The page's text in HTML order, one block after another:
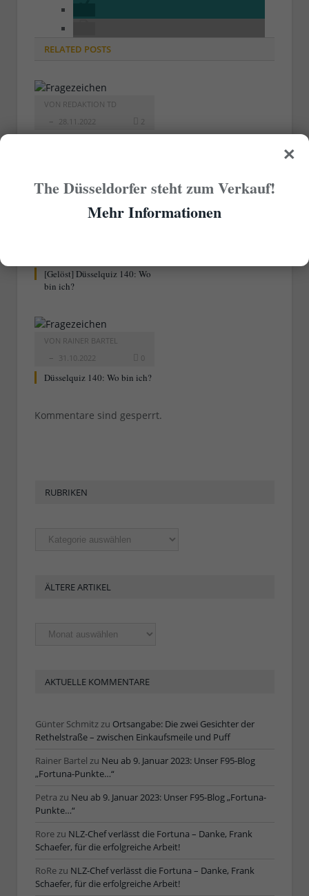
RELATED POSTS
VON REDAKTION TD
28.11.2022
2
[Gelöst] Düsselquiz 140: Wo
bin ich?
VON RAINER BARTEL
31.10.2022
0
Düsselquiz 140: Wo bin ich?
Kommentare sind gesperrt.
RUBRIKEN
Rubriken
ÄLTERE ARTIKEL
Ältere
Artikel
AKTUELLE KOMMENTARE
Günter Schmitzzu Ortsangabe: Die zwei Gesichter der
Rethelstraße – zwischen Einkaufsmeile und Puff
Rainer Bartel zu Neu ab 9. Januar 2023: Unser F95-Blog
„Fortuna-Punkte…“
Petra zu Neu ab 9. Januar 2023: Unser F95-Blog „Fortuna-
Punkte…“
Rorezu NLZ-Chef verlässt die Fortuna – Danke, Frank
Schaefer, für die erfolgreiche Arbeit!
RoRezu NLZ-Chef verlässt die Fortuna – Danke, Frank
Schaefer, für die erfolgreiche Arbeit!
×
The Düsseldorfer steht zum Verkauf!
Mehr Informationen